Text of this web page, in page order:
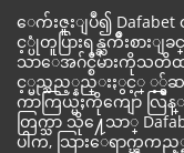
ေက်းဇူးျပဳ၍ Dafabet
င့္ပုံတူပြားရန္ႀကိဳးစား
သာေအဂ်င္စီမ်ားကိုသတိထ
င့္မည္သည့္နည္းႏွင့္ ့္မွ်ဆက္
ကာကြယ္မႈကိုကျော် လြန္
တြက္သာ သို႔ေသာ္
ပါက, သြားေရာက္ၾကည့္